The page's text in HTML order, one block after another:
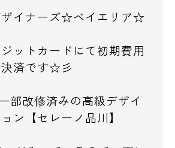
イナーズ☆ベイエリア☆
ットカードにて初期費用
済です☆彡
部改修済みの高級デザイ
ン【セレーノ品川】